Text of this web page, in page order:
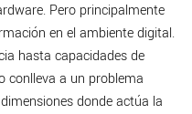
Pero principalmente
en el ambiente digital.
hasta capacidades de
conlleva a un problema
donde actúa la